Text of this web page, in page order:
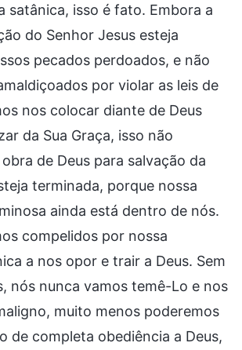
satânica, isso é fato. Embora a
do Senhor Jesus esteja
pecados perdoados, e não
por violar as leis de
nos colocar diante de Deus
da Sua Graça, isso não
de Deus para salvação da
terminada, porque nossa
ainda está dentro de nós.
compelidos por nossa
a nos opor e trair a Deus. Sem
nós nunca vamos temê-Lo e nos
muito menos poderemos
de completa obediência a Deus,